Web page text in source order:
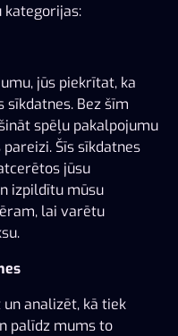
Champions of the
Panda's Gold
kategorijas:
jūs piekrītat, ka
Bez šīm
spēļu pakalpojumu
Šīs sīkdatnes
jūsu
izpildītu mūsu
lai varētu
analizēt, kā tiek
palīdz mums to